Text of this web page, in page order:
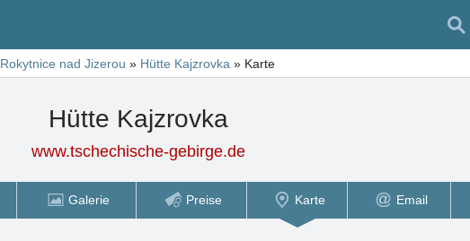
Rokytnice nad Jizerou » Hütte Kajzrovka » Karte
Hütte Kajzrovka
www.tschechische-gebirge.de
Galerie Preise Karte Email